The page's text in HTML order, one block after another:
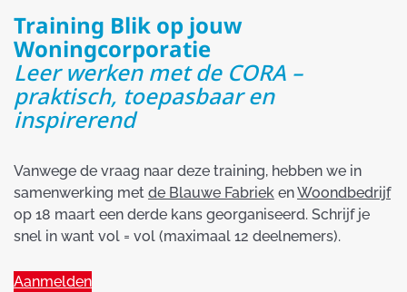
Training Blik op jouw
Woningcorporatie
Leer werken met de CORA –
praktisch, toepasbaar en
inspirerend
Vanwege de vraag naar deze training, hebben we in
samenwerking met de Blauwe Fabriek enWoondbedrijf
op 18 maart een derde kans georganiseerd. Schrijf je
snel in want vol = vol (maximaal 12 deelnemers).
Aanmelden